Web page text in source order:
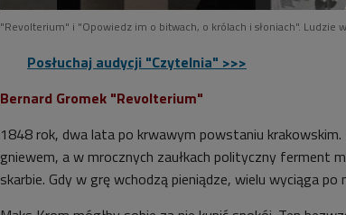
"Revolterium" i "Opowiedz im o bitwach, o królach i słoniach". Ludzie
Posłuchaj audycji "Czytelnia" >>>
Bernard Gromek "Revolterium"
1848 rok, dwa lata po krwawym powstaniu
gniewem, a w mrocznych zaułkach polityczny ferment
skarbie. Gdy w grę wchodzą pieniądze, wielu wyciąga po